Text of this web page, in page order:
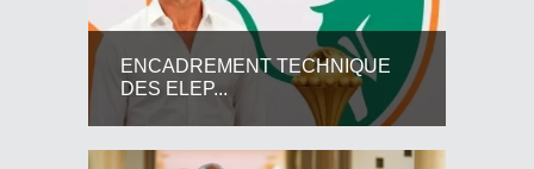
ENCADREMENT TECHNIQUE
DES ELEP...